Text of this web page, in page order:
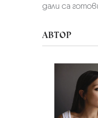
дали са
АВТОР